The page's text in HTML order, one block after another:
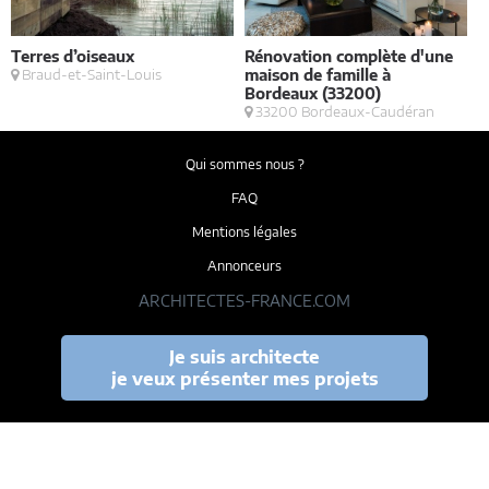
Terres d’oiseaux
Braud-et-Saint-Louis
Rénovation complète d'une
maison de famille à
Bordeaux (33200)
33200 Bordeaux-Caudéran
Qui sommes nous ?
FAQ
Mentions légales
Annonceurs
ARCHITECTES-FRANCE.COM
Je suis architecte
je veux présenter mes projets